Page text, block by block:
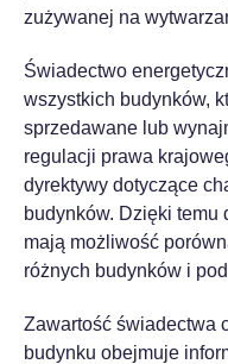
zużywanej na
Świadectwo
wszystkich budynków,
sprzedawane lub
regulacji prawa
dyrektywy dotyczące
budynków. Dzięki
mają możliwość
różnych budynków i
Zawartość świadectwa
budynku obejmuje